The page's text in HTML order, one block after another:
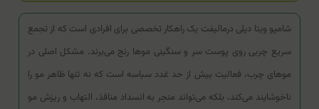
شامپو ویتا دیلی درمالیفت یک راهکار تخصصی برای افرادی است که از تجمع
سریع چربی روی پوست سر و سنگینی موها رنج می‌برند. مشکل اصلی در
موهای چرب، فعالیت بیش از حد غدد سباسه است که نه تنها ظاهر مو را
ناخوشایند می‌کند، بلکه می‌تواند منجر به انسداد منافذ، التهاب و ریزش مو